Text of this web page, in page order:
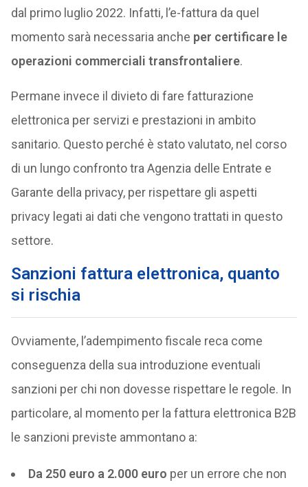
dal primo luglio 2022. Infatti, l’e-fattura da quel
momento sarà necessaria anche per certificare le
operazioni commerciali transfrontaliere.
Permane invece il divieto di fare fatturazione
elettronica per servizi e prestazioni in ambito
sanitario. Questo perché è stato valutato, nel corso
di un lungo confronto tra Agenzia delle Entrate e
Garante della privacy, per rispettare gli aspetti
privacy legati ai dati che vengono trattati in questo
settore.
Sanzioni fattura elettronica, quanto
si rischia
Ovviamente, l’adempimento fiscale reca come
conseguenza della sua introduzione eventuali
sanzioni per chi non dovesse rispettare le regole. In
particolare, al momento per la fattura elettronica B2B
le sanzioni previste ammontano a:
Da 250 euro a 2.000 euro per un errore che non